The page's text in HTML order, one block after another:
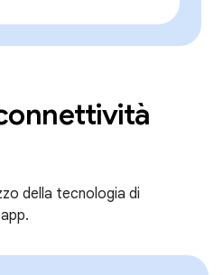
della tecnologia di